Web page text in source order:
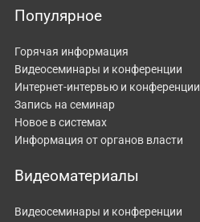
Популярное
Горячая информация
Видеосеминары и конференции
Интернет-интервью и конференции
Запись на семинар
Новое в системах
Информация от органов власти
Видеоматериалы
Видеосеминары и конференции